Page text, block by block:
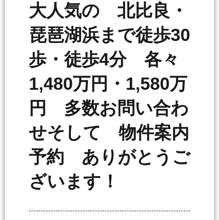
大人気の 北比良・
琵琶湖浜まで徒歩30
歩・徒歩4分 各々
1,480万円・1,580万
円 多数お問い合わ
せそして 物件案内
予約 ありがとうご
ざいます！